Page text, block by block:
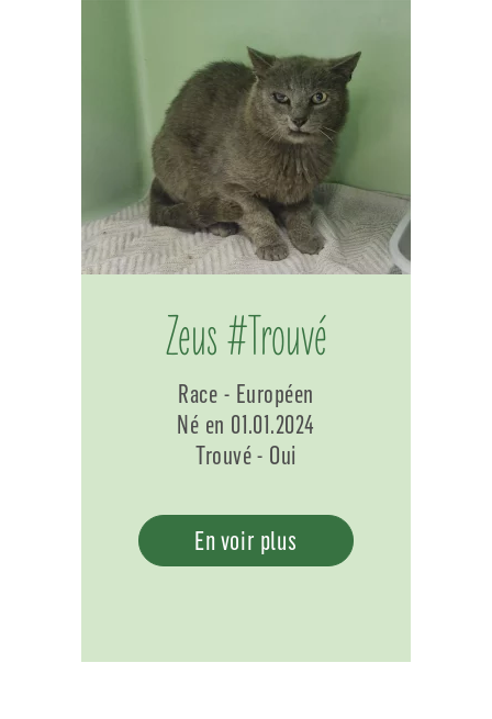
Zeus #Trouvé
Race - Européen
Né en 01.01.2024
Trouvé - Oui
En voir plus